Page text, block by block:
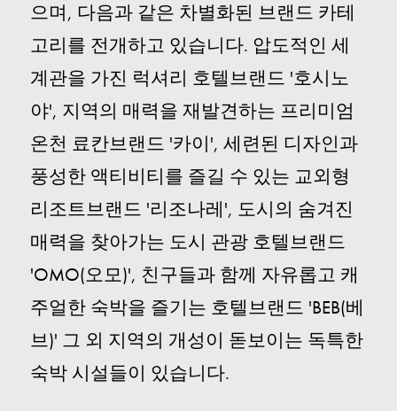
으며, 다음과 같은 차별화된 브랜드 카테
고리를 전개하고 있습니다. 압도적인 세
계관을 가진 럭셔리 호텔브랜드 '호시노
야', 지역의 매력을 재발견하는 프리미엄
온천 료칸브랜드 '카이', 세련된 디자인과
풍성한 액티비티를 즐길 수 있는 교외형
리조트브랜드 '리조나레', 도시의 숨겨진
매력을 찾아가는 도시 관광 호텔브랜드
'OMO(오모)', 친구들과 함께 자유롭고 캐
주얼한 숙박을 즐기는 호텔브랜드 'BEB(베
브)' 그 외 지역의 개성이 돋보이는 독특한
숙박 시설들이 있습니다.